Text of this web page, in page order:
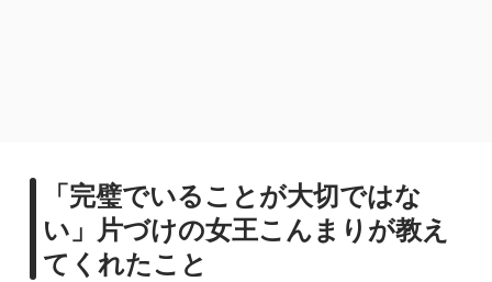
「完璧でいることが大切ではな
い」片づけの女王こんまりが教え
てくれたこと